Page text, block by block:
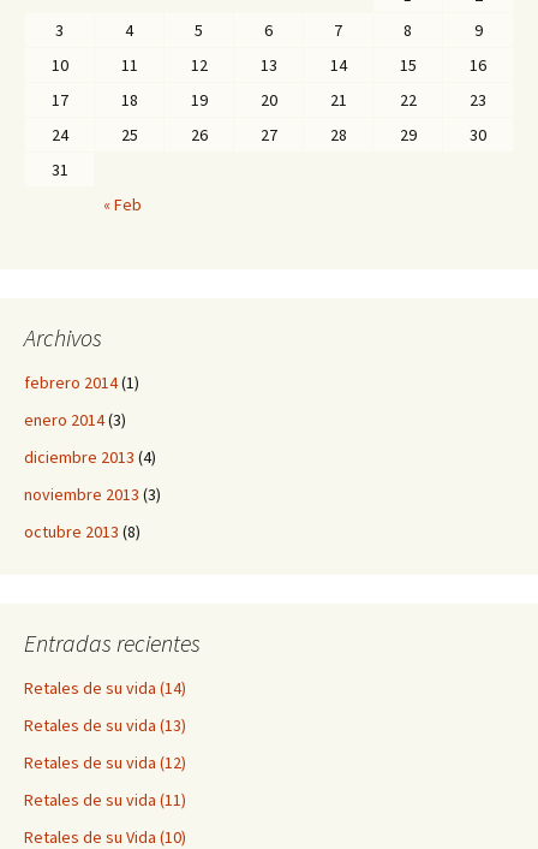
3
4 5 6 7 8
9
10
11 12 13 14 15
16
17
18 19 20 21 22
23
24
25 26 27 28 29
30
31
« Feb
Archivos
febrero 2014(1)
enero 2014(3)
diciembre 2013 (4)
noviembre 2013 (3)
octubre 2013 (8)
Entradas recientes
Retales de su vida (14)
Retales de su vida (13)
Retales de su vida (12)
Retales de su vida (11)
Retales de su Vida (10)